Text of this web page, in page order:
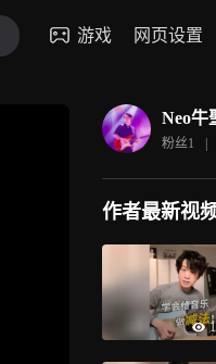
游戏 网页设置
Neo牛
粉丝1 |
作者最新视